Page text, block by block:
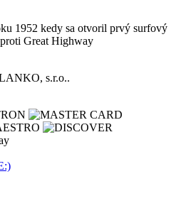
1952 kedy sa otvoril prvý surfový
Great Highway
s.r.o..